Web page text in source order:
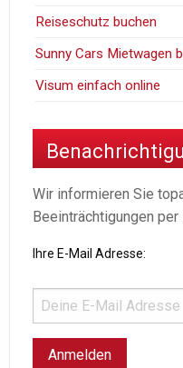
Reiseschutz buchen
Sunny Cars Mietwagen
Visum einfach online
Wir informieren Sie
Beeinträchtigungen per
Ihre E-Mail Adresse: